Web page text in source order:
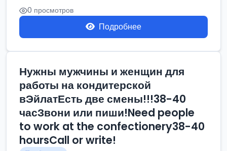
0 просмотров
Подробнее
Нужны мужчины и женщин для
работы на кондитерской
вЭйлатЕсть две смены!!!38-40
часЗвони или пиши!Need people
to work at the confectionery38-40
hoursCall or write!